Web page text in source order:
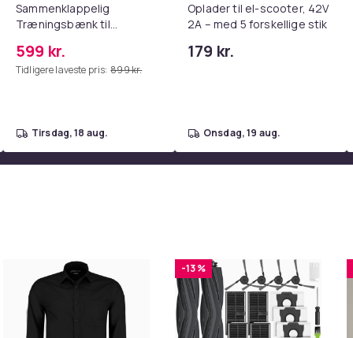
Sammenklappelig
Træningsbænk til
Ryg & Sæde, 300 kg
Belastning
599 kr.
Tidligere laveste pris: 899 kr.
tirsdag, 18 aug.
Oplader til el-scooter, 42V
2A – med 5 forskellige stik
179 kr.
onsdag, 19 aug.
-13 %